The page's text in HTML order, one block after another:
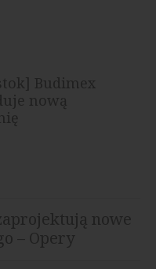
Budimex
nową
nowe
– Opery